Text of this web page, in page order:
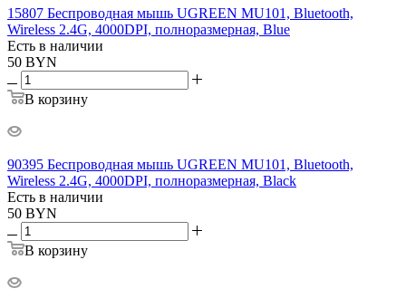
15807 Беспроводная мышь UGREEN MU101, Bluetooth,
Wireless 2.4G, 4000DPI, полноразмерная, Blue
Есть в наличии
50 BYN
В корзину
90395 Беспроводная мышь UGREEN MU101, Bluetooth,
Wireless 2.4G, 4000DPI, полноразмерная, Black
Есть в наличии
50 BYN
В корзину